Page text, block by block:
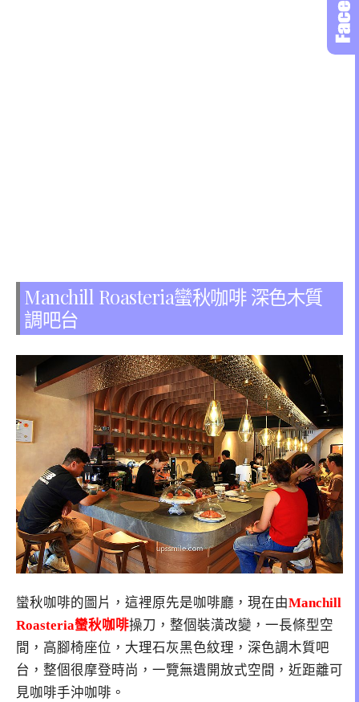
Manchill Roasteria蠻秋咖啡 深色木質
調吧台
蠻秋咖啡的圖片，這裡原先是咖啡廳，現在由Manchill
Roasteria蠻秋咖啡操刀，整個裝潢改變，一長條型空
間，高腳椅座位，大理石灰黑色紋理，深色調木質吧
台，整個很摩登時尚，一覽無遺開放式空間，近距離可
見咖啡手沖咖啡。